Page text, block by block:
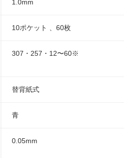
1.0mm
10ポケット 、60枚
307・257・12〜60※
替背紙式
青
0.05mm